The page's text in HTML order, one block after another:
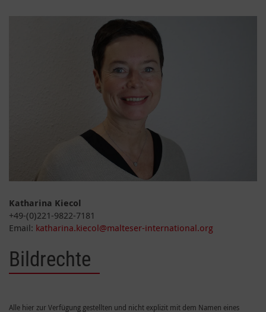
Katharina Kiecol
+49-(0)221-9822-7181
Email: katharina.kiecol@malteser-international.org
Bildrechte
Alle hier zur Verfügung gestellten und nicht explizit mit dem Namen eines